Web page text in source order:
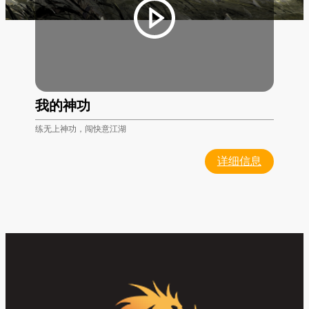
我的神功
练无上神功，闯快意江湖
详细信息